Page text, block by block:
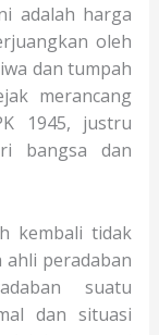
adalah harga
oleh
dan tumpah
merancang
1945, justru
bangsa dan
kembali tidak
ahli peradaban
suatu
dan situasi